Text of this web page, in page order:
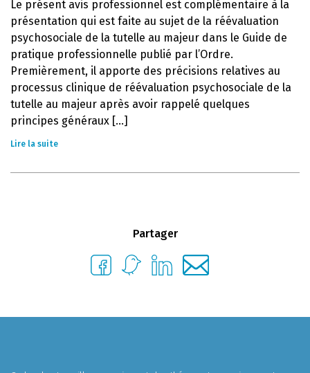
Le présent avis professionnel est complémentaire à la
présentation qui est faite au sujet de la réévaluation
psychosociale de la tutelle au majeur dans le Guide de
pratique professionnelle publié par l’Ordre.
Premièrement, il apporte des précisions relatives au
processus clinique de réévaluation psychosociale de la
tutelle au majeur après avoir rappelé quelques
principes généraux [...]
Lire la suite
Partager